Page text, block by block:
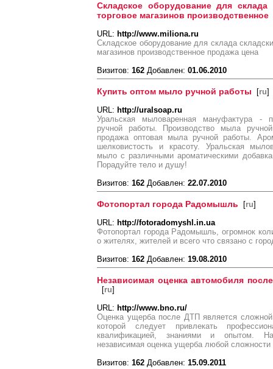
Складское оборудование для
торговое магазинов производственное
URL: http://www.miliona.ru
Складское оборудование для склада
магазинов производственное продажа цена
Визитов: 162 Добавлен: 01.06.2010
Купить оптом мыло ручной работы [ru]
URL: http://uralsoap.ru
Уральская мыловаренная мануфактура -
ручной работы. Производство мыла
продажа оптовая мыла ручной работы.
шелковистость и красоту. Уральская
мыло с различными ароматическими
Порадуйте тело и душу!
Визитов: 162 Добавлен: 22.07.2010
Фотопортал города Радомышль [ru]
URL: http://fotoradomyshl.in.ua
Фотопортал города Радомышль, огромнок
о жителях, жителей и всего что связано с
Визитов: 162 Добавлен: 19.08.2010
Независимая оценка автомобиля
[ru]
URL: http://www.bno.ru/
Оценка ущерба после ДТП является
которой следует привлекать
квалификацией, знаниями и опытом.
независимая оценка ущерба любой сложности
Визитов: 162 Добавлен: 15.09.2011